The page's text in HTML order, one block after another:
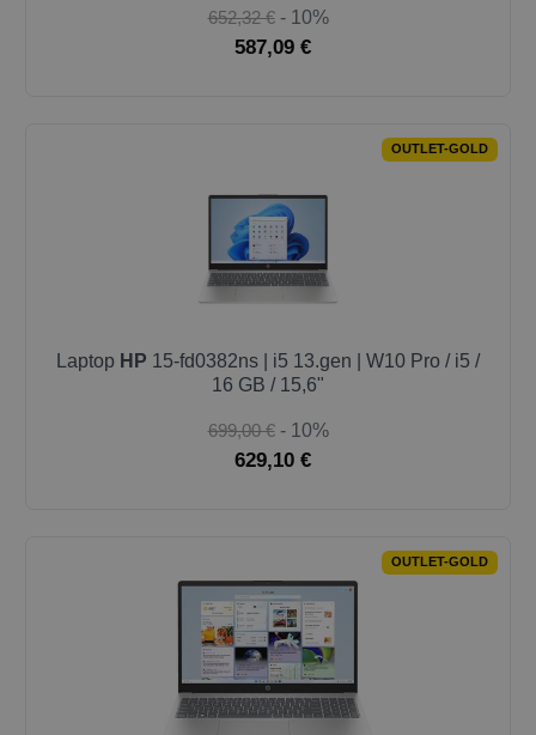
652,32 € - 10%
587,09 €
OUTLET-GOLD
Laptop HP 15-fd0382ns | i5 13.gen | W10 Pro / i5 /
16 GB / 15,6"
699,00 € - 10%
629,10 €
OUTLET-GOLD